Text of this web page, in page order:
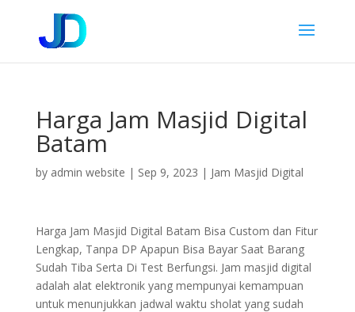
Harga Jam Masjid Digital
Batam
by admin website | Sep 9, 2023 | Jam Masjid Digital
Harga Jam Masjid Digital Batam Bisa Custom dan Fitur
Lengkap, Tanpa DP Apapun Bisa Bayar Saat Barang
Sudah Tiba Serta Di Test Berfungsi. Jam masjid digital
adalah alat elektronik yang mempunyai kemampuan
untuk menunjukkan jadwal waktu sholat yang sudah